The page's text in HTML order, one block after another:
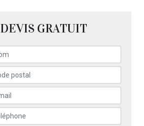
DEVIS GRATUIT